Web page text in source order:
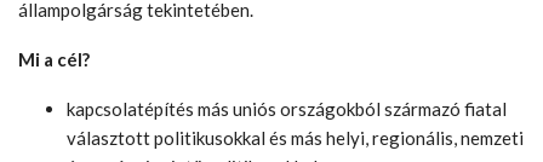
állampolgárság tekintetében.
Mi a cél?
kapcsolatépítés más uniós országokból származó fiatal
választott politikusokkal és más helyi, regionális, nemzeti